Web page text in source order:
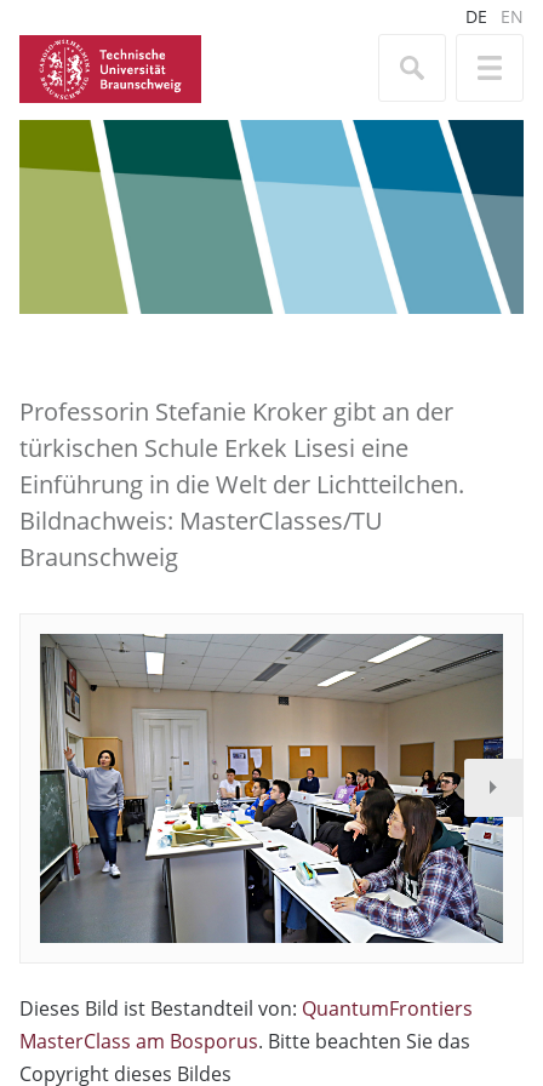
DE EN
Professorin Stefanie Kroker gibt an der
türkischen Schule Erkek Lisesi eine
Einführung in die Welt der Lichtteilchen.
Bildnachweis: MasterClasses/TU
Braunschweig
Dieses Bild ist Bestandteil von: QuantumFrontiers
MasterClass am Bosporus. Bitte beachten Sie das
Copyright dieses Bildes